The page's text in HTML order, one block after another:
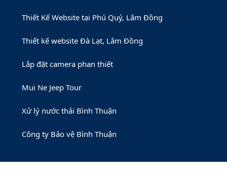
Thiết Kế Website tại Phú Quý, Lâm Đồng
Thiết kế website Đà Lạt, Lâm Đồng
Lắp đặt camera phan thiết
Mui Ne Jeep Tour
Xử lý nước thải Bình Thuận
Công ty Bảo vệ Bình Thuận